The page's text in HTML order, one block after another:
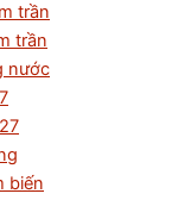
trần
trần
nước
biến